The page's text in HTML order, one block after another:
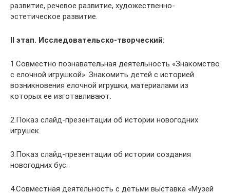
развитие, речевое развитие, художественно-
эстетическое развитие.
II этап. Исследовательско-творческий:
1.Совместно познавательная деятельность «Знакомство
с елочной игрушкой». Знакомить детей с историей
возникновения елочной игрушки, материалами из
которых ее изготавливают.
2.Показ слайд-презентации об истории новогодних
игрушек.
3.Показ слайд-презентации об истории создания
новогодних бус.
4.Совместная деятельность с детьми выставка «Музей